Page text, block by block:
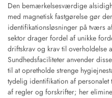
Den bemærkelsesværdige
med magnetisk fastgørelse gør
identifikationsløsninger på tværs
sektor drager fordel af unikke
driftskrav og krav til overholdelse
Sundhedsfaciliteter anvender
til at opretholde strenge
tydelig identifikation af
af regler og forskrifter; her